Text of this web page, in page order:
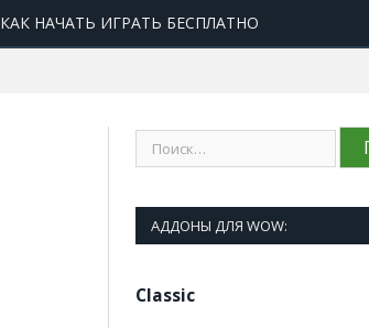
КАК НАЧАТЬ ИГРАТЬ БЕСПЛАТНО
АДДОНЫ ДЛЯ WOW:
Classic